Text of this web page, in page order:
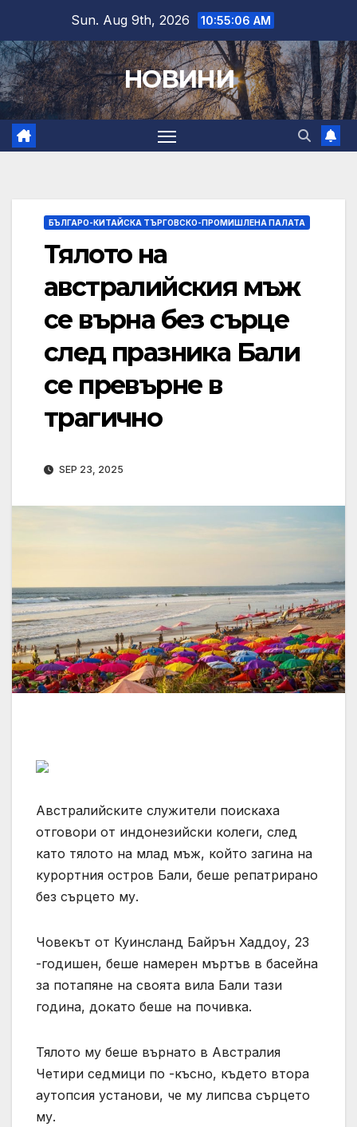
content
Sun. Aug 9th, 2026 10:55:06 AM
НОВИНИ
БЪЛГАРО-КИТАЙСКА ТЪРГОВСКО-ПРОМИШЛЕНА ПАЛАТА
Тялото на
австралийския мъж
се върна без сърце
след празника Бали
се превърне в
трагично
SEP 23, 2025
Австралийските служители поискаха
отговори от индонезийски колеги, след
като тялото на млад мъж, който загина на
курортния остров Бали, беше репатрирано
без сърцето му.
Човекът от Куинсланд Байрън Хаддоу, 23
-годишен, беше намерен мъртъв в басейна
за потапяне на своята вила Бали тази
година, докато беше на почивка.
Тялото му беше върнато в Австралия
Четири седмици по -късно, където втора
аутопсия установи, че му липсва сърцето
му.